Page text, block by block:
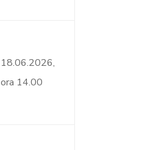
18.06.2026,
ora 14.00